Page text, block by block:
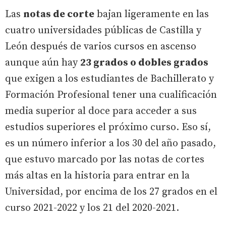
Las notas de corte bajan ligeramente en las
cuatro universidades públicas de Castilla y
León después de varios cursos en ascenso
aunque aún hay 23 grados o dobles grados
que exigen a los estudiantes de Bachillerato y
Formación Profesional tener una cualificación
media superior al doce para acceder a sus
estudios superiores el próximo curso. Eso sí,
es un número inferior a los 30 del año pasado,
que estuvo marcado por las notas de cortes
más altas en la historia para entrar en la
Universidad, por encima de los 27 grados en el
curso 2021-2022 y los 21 del 2020-2021.